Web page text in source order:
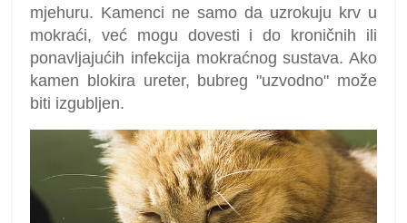
mjehuru. Kamenci ne samo da uzrokuju krv u
mokraći, već mogu dovesti i do kroničnih ili
ponavljajućih infekcija mokraćnog sustava. Ako
kamen blokira ureter, bubreg "uzvodno" može
biti izgubljen.